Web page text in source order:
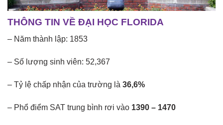
THÔNG TIN VỀ ĐẠI HỌC FLORIDA
– Năm thành lập: 1853
– Số lượng sinh viên: 52,367
– Tỷ lệ chấp nhận của trường là 36,6%
– Phổ điểm SAT trung bình rơi vào 1390 – 1470